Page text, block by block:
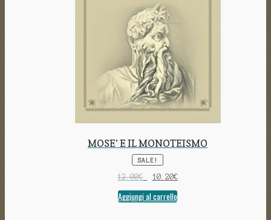
MOSE’ E IL MONOTEISMO
SALE!
12.00€ 10.20€
Aggiungi al carrello